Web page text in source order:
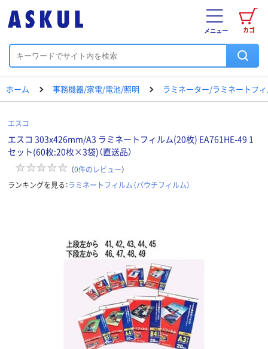
カゴ
メニュー
ホーム 事務機器/家電/電池/照明 ラミネーター/ラミネートフ
エスコ
エスコ 303x426mm/A3 ラミネートフィルム(20枚) EA761HE-49 1
セット(60枚:20枚×3袋)（直送品）
（0件のレビュー）
ランキングを見る：ラミネートフィルム（パウチフィルム）